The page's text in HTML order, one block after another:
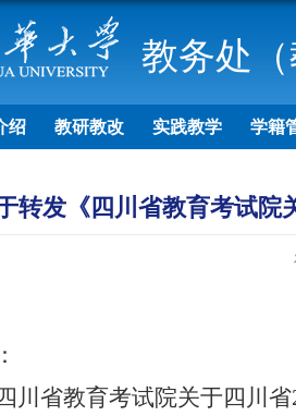
教务处
绍 教研教改 实践教学 学籍
转发《四川省教育考试院
川省教育考试院关于四川省